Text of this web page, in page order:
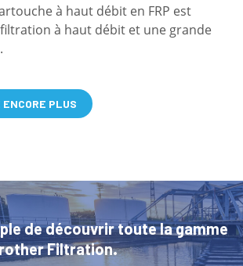
à haut débit en FRP est
à haut débit et une grande
PLUS
de découvrir toute la gamme
Filtration.